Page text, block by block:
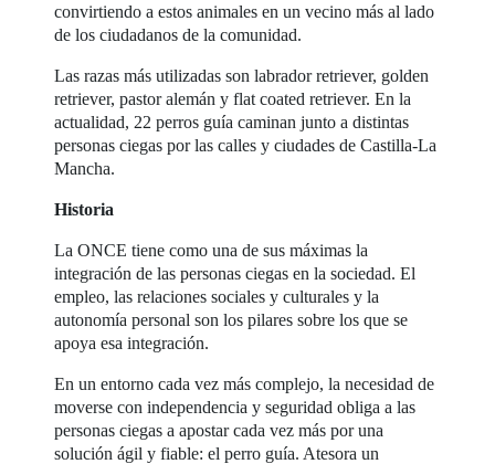
convirtiendo a estos animales en un vecino más al lado
de los ciudadanos de la comunidad.
Las razas más utilizadas son labrador retriever, golden
retriever, pastor alemán y flat coated retriever. En la
actualidad, 22 perros guía caminan junto a distintas
personas ciegas por las calles y ciudades de Castilla-La
Mancha.
Historia
La ONCE tiene como una de sus máximas la
integración de las personas ciegas en la sociedad. El
empleo, las relaciones sociales y culturales y la
autonomía personal son los pilares sobre los que se
apoya esa integración.
En un entorno cada vez más complejo, la necesidad de
moverse con independencia y seguridad obliga a las
personas ciegas a apostar cada vez más por una
solución ágil y fiable: el perro guía. Atesora un